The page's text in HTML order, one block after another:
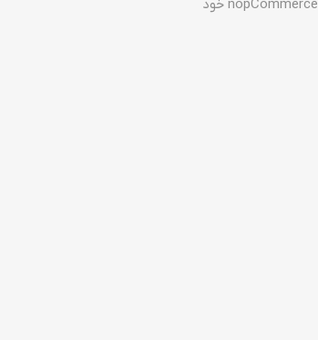
صاحبان فروشگاه می توانند فیلترهای محصول را در بخش دسته بندی ، تولید کننده ، فروشنده و صفحات جستجو در فروشگاه nopCommerce خود